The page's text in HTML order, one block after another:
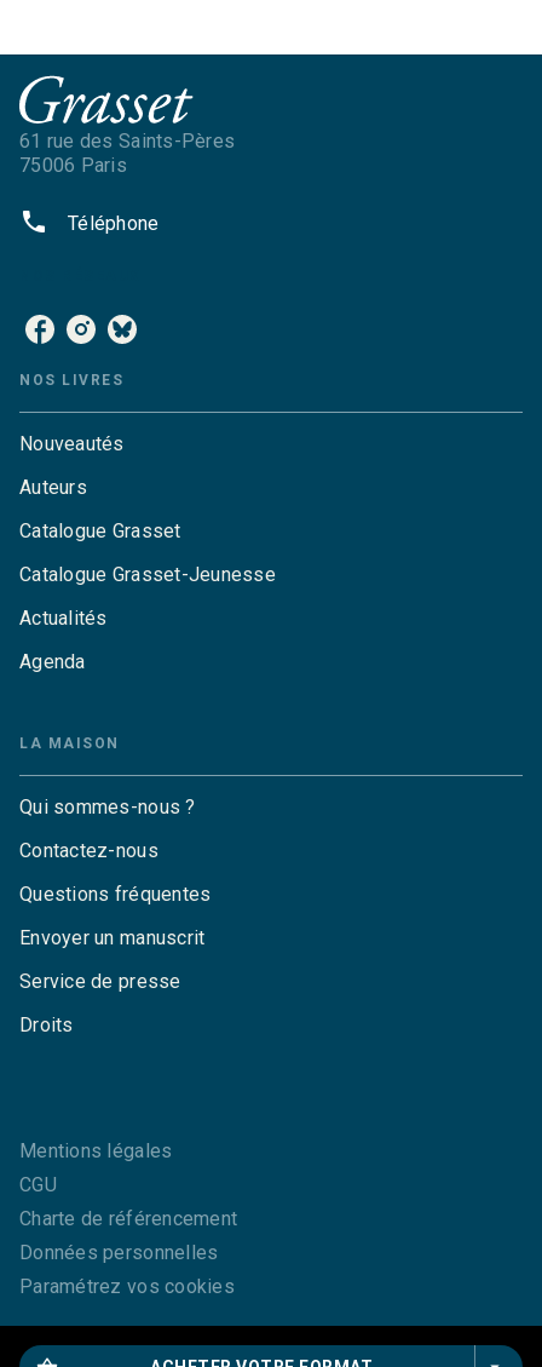
61 rue des Saints-Pères
75006 Paris
phone Téléphone
NOS LIVRES
Nouveautés
Auteurs
Catalogue Grasset
Catalogue Grasset-Jeunesse
Actualités
Agenda
LA MAISON
Qui sommes-nous ?
Contactez-nous
Questions fréquentes
Envoyer un manuscrit
Service de presse
Droits
Mentions légales
CGU
Charte de référencement
Données personnelles
Paramétrez vos cookies